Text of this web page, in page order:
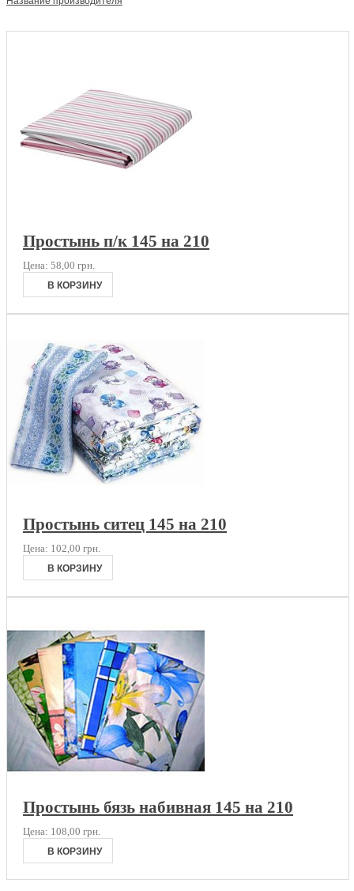
Простынь п/к 145 на 210
Цена: 58,00 грн.
Простынь ситец 145 на 210
Цена: 102,00 грн.
Простынь бязь набивная 145 на 210
Цена: 108,00 грн.